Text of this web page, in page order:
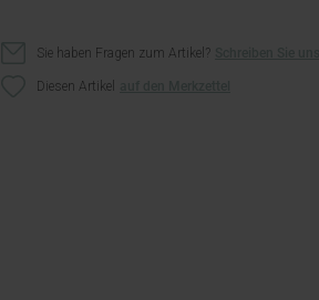
Sie haben Fragen zum Artikel?
Diesen Artikel